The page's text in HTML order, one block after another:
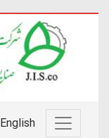
English